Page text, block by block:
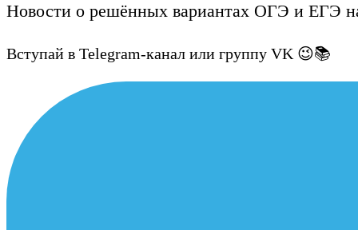
Новости о решённых вариантах ОГЭ и ЕГЭ
Вступай в Telegram-канал или группу VK 😉📚